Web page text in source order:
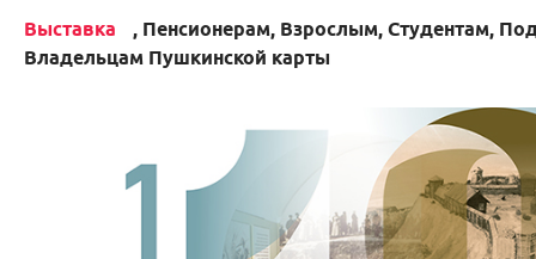
Выставка
, Пенсионерам, Взрослым, Студентам,
Владельцам Пушкинской карты